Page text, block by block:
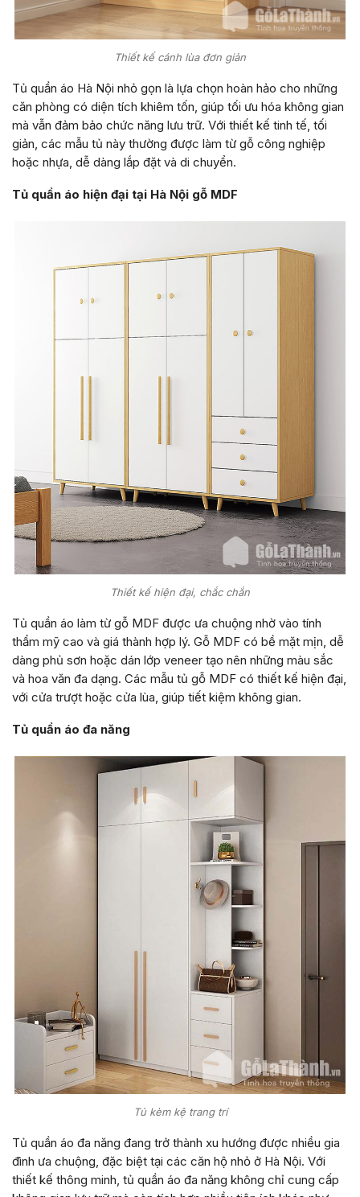
Thiết kế cánh lùa đơn giản
Tủ quần áo Hà Nội nhỏ gọn là lựa chọn hoàn hảo cho những
căn phòng có diện tích khiêm tốn, giúp tối ưu hóa không gian
mà vẫn đảm bảo chức năng lưu trữ. Với thiết kế tinh tế, tối
giản, các mẫu tủ này thường được làm từ gỗ công nghiệp
hoặc nhựa, dễ dàng lắp đặt và di chuyển.
Tủ quần áo hiện đại tại Hà Nội gỗ MDF
Thiết kế hiện đại, chắc chắn
Tủ quần áo làm từ gỗ MDF được ưa chuộng nhờ vào tính
thẩm mỹ cao và giá thành hợp lý. Gỗ MDF có bề mặt mịn, dễ
dàng phủ sơn hoặc dán lớp veneer tạo nên những màu sắc
và hoa văn đa dạng. Các mẫu tủ gỗ MDF có thiết kế hiện đại,
với cửa trượt hoặc cửa lùa, giúp tiết kiệm không gian.
Tủ quần áo đa năng
Tủ kèm kệ trang trí
Tủ quần áo đa năng đang trở thành xu hướng được nhiều gia
đình ưa chuộng, đặc biệt tại các căn hộ nhỏ ở Hà Nội. Với
thiết kế thông minh, tủ quần áo đa năng không chỉ cung cấp